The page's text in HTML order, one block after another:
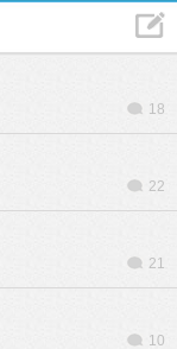
18
22
21
10